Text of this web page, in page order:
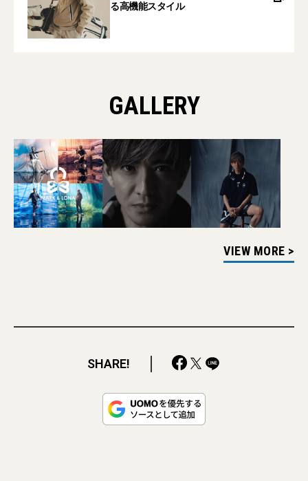
る高機能スタイル
GALLERY
VIEW MORE >
SHARE!